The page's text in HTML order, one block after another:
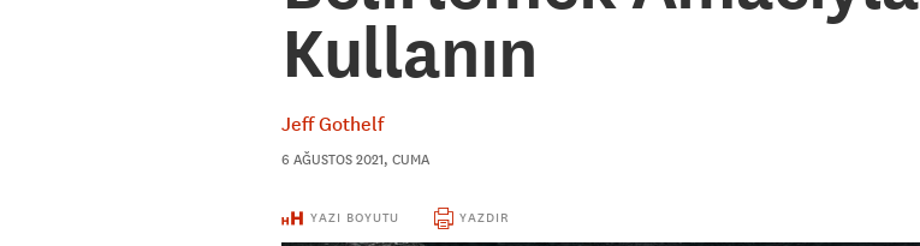
Kullanın
Jeff Gothelf
6 AĞUSTOS 2021, CUMA
YAZI BOYUTU YAZDIR